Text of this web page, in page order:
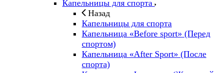
Капельницы для спорта
Назад
Капельницы для спорта
Капельница «Before sport» (Перед
спортом)
Капельница «After Sport» (После
спорта)